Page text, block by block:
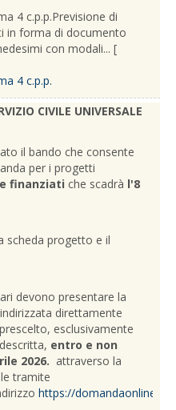
4 c.p.p.Previsione di
in forma di documento
con modali... [
4 c.p.p.
CIVILE UNIVERSALE
il bando che consente
per i progetti
finanziati che scadrà l'8
scheda progetto e il
devono presentare la
direttamente
esclusivamente
entro e non
2026. attraverso la
tramite
https://